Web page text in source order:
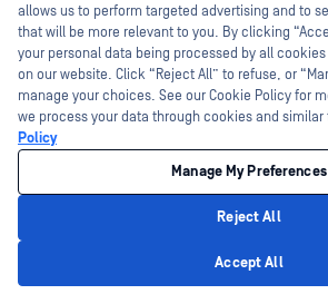
Guvernul federal al Statelor Unite
Energie
Finanțe
Fabricarea
Suport și servicii
Gestionarea tehnică a conturilor
Clienți
Înscriere
certificările
Poziții
Blog
allows us to perform targeted advertising and to
that will be more relevant to you. By clicking
your personal data being processed by all
on our website. Click “Reject All” to refuse, or
manage your choices. See our Cookie Policy for
we process your data through cookies and
Policy
Manage My Preferences
Reject All
Accept All